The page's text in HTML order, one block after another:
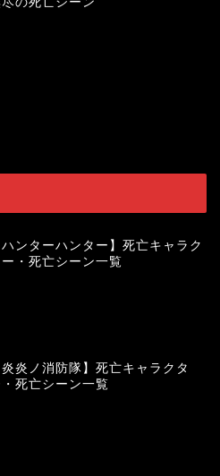
ハンターハンター】死亡キャラク
ー・死亡シーン一覧
炎炎ノ消防隊】死亡キャラクタ
・死亡シーン一覧